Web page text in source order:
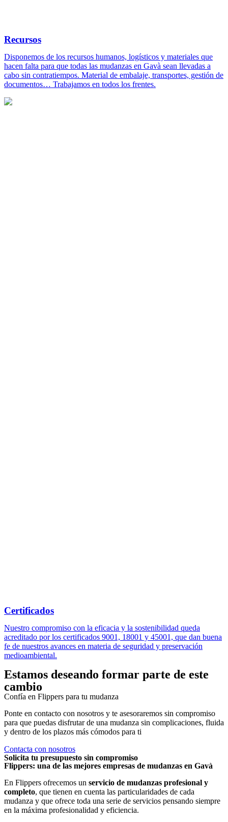
Recursos
Disponemos de los recursos humanos, logísticos y materiales que
hacen falta para que todas las mudanzas en Gavà sean llevadas a
cabo sin contratiempos. Material de embalaje, transportes, gestión de
documentos… Trabajamos en todos los frentes.
Certificados
Nuestro compromiso con la eficacia y la sostenibilidad queda
acreditado por los certificados 9001, 18001 y 45001, que dan buena
fe de nuestros avances en materia de seguridad y preservación
medioambiental.
Estamos deseando formar parte de este
cambio
Confía en Flippers para tu mudanza
Ponte en contacto con nosotros y te asesoraremos sin compromiso
para que puedas disfrutar de una mudanza sin complicaciones, fluida
y dentro de los plazos más cómodos para ti
Contacta con nosotros
Solicita tu presupuesto sin compromiso
Flippers: una de las mejores empresas de mudanzas en Gavà
En Flippers ofrecemos un servicio de mudanzas profesional y
completo, que tienen en cuenta las particularidades de cada
mudanza y que ofrece toda una serie de servicios pensando siempre
en la máxima profesionalidad y eficiencia.